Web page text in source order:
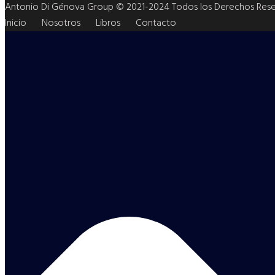
Antonio Di Génova Group © 2021-2024 Todos los Derechos
Inicio
Nosotros Libros Contacto